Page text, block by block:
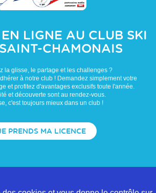
LIGNE AU CLUB SKI
CHAMONAIS
la glisse, le partage et les challenges ?
à notre club ! Demandez simplement votre
et profitez d'avantages exclusifs toute l'année.
et découverte sont au rendez-vous.
c'est toujours mieux dans un club !
PRENDS MA LICENCE